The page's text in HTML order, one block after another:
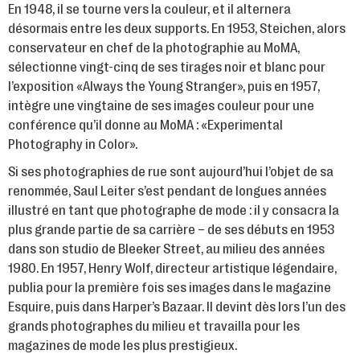
En 1948, il se tourne vers la couleur, et il alternera
désormais entre les deux supports. En 1953, Steichen, alors
conservateur en chef de la photographie au MoMA,
sélectionne vingt-cinq de ses tirages noir et blanc pour
l’exposition «Always the Young Stranger», puis en 1957,
intègre une vingtaine de ses images couleur pour une
conférence qu’il donne au MoMA : «Experimental
Photography in Color».
Si ses photographies de rue sont aujourd’hui l’objet de sa
renommée, Saul Leiter s’est pendant de longues années
illustré en tant que photographe de mode : il y consacra la
plus grande partie de sa carrière – de ses débuts en 1953
dans son studio de Bleeker Street, au milieu des années
1980. En 1957, Henry Wolf, directeur artistique légendaire,
publia pour la première fois ses images dans le magazine
Esquire, puis dans Harper’s Bazaar. Il devint dès lors l’un des
grands photographes du milieu et travailla pour les
magazines de mode les plus prestigieux.